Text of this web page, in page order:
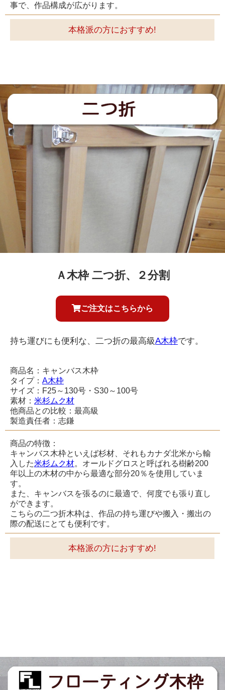
事で、作品構成が広がります。
本格派の方におすすめ!
Ａ木枠 二つ折、２分割
ご注文はこちらから
持ち運びにも便利な、二つ折の最高級A木枠です。
商品名：キャンバス木枠
タイプ： A木枠
サイズ：F25～130号・S30～100号
素材： 米杉ムク材
他商品との比較：最高級
製造責任者：志鎌
商品の特徴：
キャンバス木枠といえば杉材、それもカナダ北米から輸
入した米杉ムク材。オールドグロスと呼ばれる樹齢200
年以上の木材の中から最適な部分20％を使用していま
す。
また、キャンバスを張るのに最適で、何度でも張り直し
ができます。
こちらの二つ折木枠は、作品の持ち運びや搬入・搬出の
際の配送にとても便利です。
本格派の方におすすめ!